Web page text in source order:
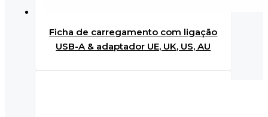
Ficha de carregamento com ligação
USB-A & adaptador UE, UK, US, AU